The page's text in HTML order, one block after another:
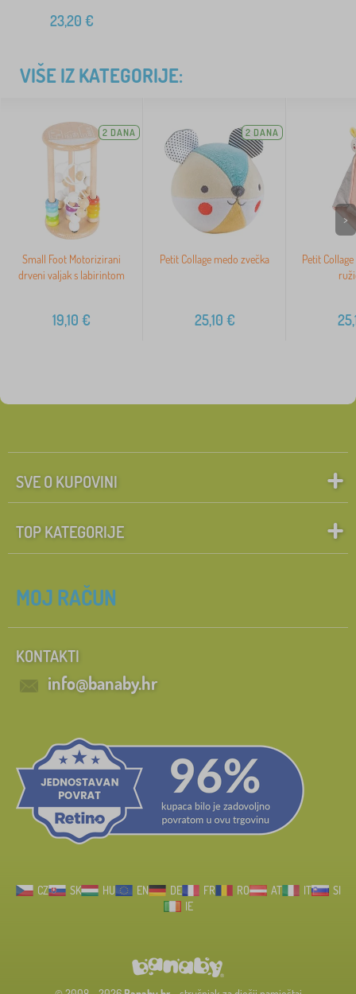
23,20 €
VIŠE IZ KATEGORIJE:
2 DANA
Small Foot Motorizirani
drveni valjak s labirintom
19,10 €
2 DANA
Petit Collage medo zvečka
25,10 €
Petit
>
SVE O KUPOVINI
TOP KATEGORIJE
MOJ RAČUN
KONTAKTI
info@banaby.hr
CZ SK HU EN DE FR RO AT IT
SI
IE